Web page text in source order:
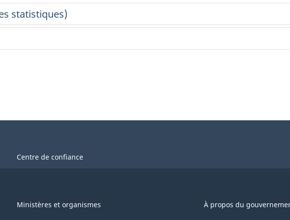
Centre de confiance
Ministères et organismes À propos du